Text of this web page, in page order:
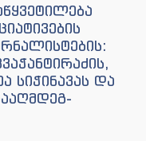
სიჭინავას და